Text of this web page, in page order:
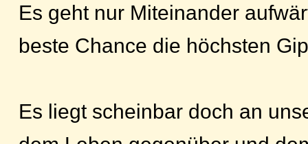
Es geht nur Miteinander
beste Chance die höchsten
Es liegt scheinbar doch an